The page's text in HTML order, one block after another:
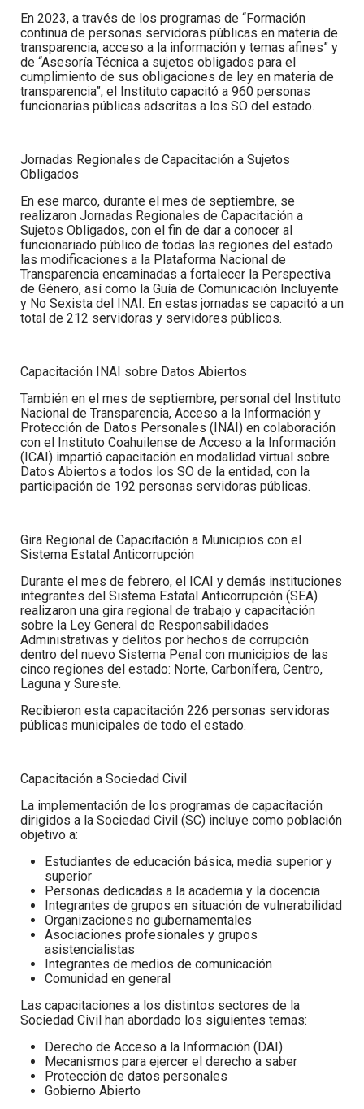
En 2023, a través de los programas de “Formación
continua de personas servidoras públicas en materia de
transparencia, acceso a la información y temas afines” y
de “Asesoría Técnica a sujetos obligados para el
cumplimiento de sus obligaciones de ley en materia de
transparencia”, el Instituto capacitó a 960 personas
funcionarias públicas adscritas a los SO del estado.
Jornadas Regionales de Capacitación a Sujetos
Obligados
En ese marco, durante el mes de septiembre, se
realizaron Jornadas Regionales de Capacitación a
Sujetos Obligados, con el fin de dar a conocer al
funcionariado público de todas las regiones del estado
las modificaciones a la Plataforma Nacional de
Transparencia encaminadas a fortalecer la Perspectiva
de Género, así como la Guía de Comunicación Incluyente
y No Sexista del INAI. En estas jornadas se capacitó a un
total de 212 servidoras y servidores públicos.
Capacitación INAI sobre Datos Abiertos
También en el mes de septiembre, personal del Instituto
Nacional de Transparencia, Acceso a la Información y
Protección de Datos Personales (INAI) en colaboración
con el Instituto Coahuilense de Acceso a la Información
(ICAI) impartió capacitación en modalidad virtual sobre
Datos Abiertos a todos los SO de la entidad, con la
participación de 192 personas servidoras públicas.
Gira Regional de Capacitación a Municipios con el
Sistema Estatal Anticorrupción
Durante el mes de febrero, el ICAI y demás instituciones
integrantes del Sistema Estatal Anticorrupción (SEA)
realizaron una gira regional de trabajo y capacitación
sobre la Ley General de Responsabilidades
Administrativas y delitos por hechos de corrupción
dentro del nuevo Sistema Penal con municipios de las
cinco regiones del estado: Norte, Carbonífera, Centro,
Laguna y Sureste.
Recibieron esta capacitación 226 personas servidoras
públicas municipales de todo el estado.
Capacitación a Sociedad Civil
La implementación de los programas de capacitación
dirigidos a la Sociedad Civil (SC) incluye como población
objetivo a:
Estudiantes de educación básica, media superior y
superior
Personas dedicadas a la academia y la docencia
Integrantes de grupos en situación de vulnerabilidad
Organizaciones no gubernamentales
Asociaciones profesionales y grupos
asistencialistas
Integrantes de medios de comunicación
Comunidad en general
Las capacitaciones a los distintos sectores de la
Sociedad Civil han abordado los siguientes temas:
Derecho de Acceso a la Información (DAI)
Mecanismos para ejercer el derecho a saber
Protección de datos personales
Gobierno Abierto